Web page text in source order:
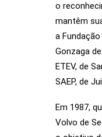
o
mantêm
a
Gonzaga
ETEV, de
SAEP, de
Em 1987,
Volvo de